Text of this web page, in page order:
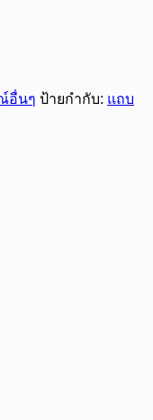
อื่นๆ ป้ายกำกับ: แถบ